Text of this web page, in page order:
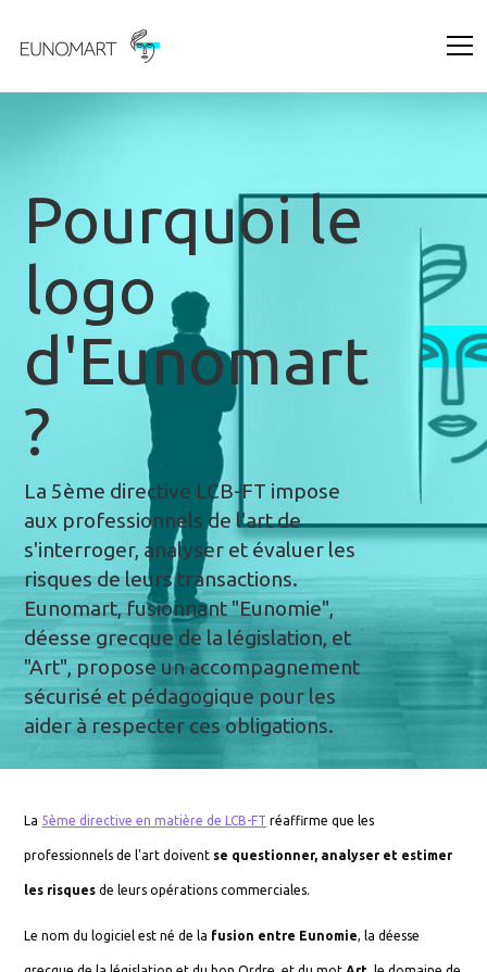
Pourquoi le
logo
d'Eunomart
?
La 5ème directive LCB-FT impose
aux professionnels de l'art de
s'interroger, analyser et évaluer les
risques de leurs transactions.
Eunomart, fusionnant "Eunomie",
déesse grecque de la législation, et
"Art", propose un accompagnement
sécurisé et pédagogique pour les
aider à respecter ces obligations.
La 5ème directive en matière de LCB-FT réaffirme que les
professionnels de l'art doivent se questionner, analyser et estimer
les risquesde leurs opérations commerciales.
Le nom du logiciel est né de la fusion entre Eunomie, la déesse